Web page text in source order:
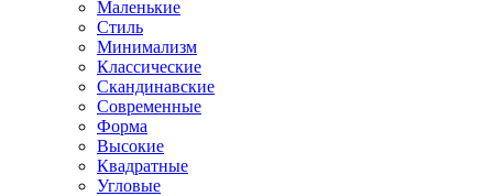
Маленькие
Стиль
Минимализм
Классические
Скандинавские
Современные
Форма
Высокие
Квадратные
Угловые